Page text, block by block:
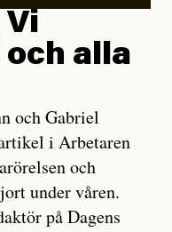
Vi
alla
och Gabriel
i Arbetaren
och
under våren.
på Dagens